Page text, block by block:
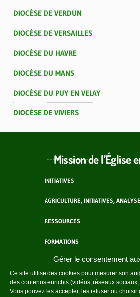
Gérer le consentement
Ce site utilise des cookies pour mesurer son
des contenus enrichis (vidéos, réseaux sociaux,
Vous pouvez les accepter, les refuser ou
DIOCÈSE DE VERDUN
DIOCÈSE DE VERSAILLES
DIOCÈSE DU HAVRE
DIOCÈSE DU MANS
DIOCÈSE DU PUY EN VELAY
DIOCÈSE DE VIVIERS
Mission de l’Église
INITIATIVES
AGRICULTURE, INITIATIVES,
RESSOURCES
FORMATIONS
ACTEURS
AGENDA